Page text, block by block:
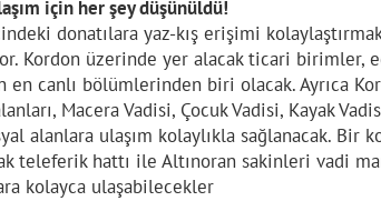
için her şey düşünüldü!
donatılara yaz-kış erişimi
Kordon üzerinde yer alacak ticari birimler,
en canlı bölümlerinden biri olacak. Ayrıca
Macera Vadisi, Çocuk Vadisi, Kayak
alanlara ulaşım kolaylıkla sağlanacak. Bir
teleferik hattı ile Altınoran sakinleri vadi
kolayca ulaşabilecekler